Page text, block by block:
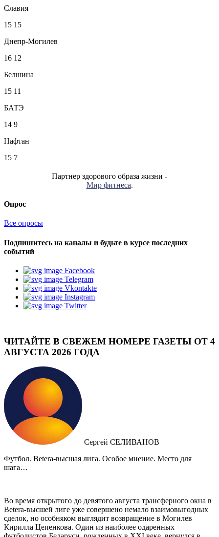
Славия
15 15
Днепр-Могилев
16 12
Белшина
15 11
БАТЭ
14 9
Нафтан
15 7
Партнер здорового образа жизни -
Мир фитнеса.
Опрос
Все опросы
Подпишитесь на каналы и будьте в курсе последних
событий
Facebook
Telegram
Vkontakte
Instagram
Twitter
ЧИТАЙТЕ В СВЕЖЕМ НОМЕРЕ ГАЗЕТЫ ОТ 4
АВГУСТА 2026 ГОДА
Сергей СЕЛИВАНОВ
Футбол. Betera-высшая лига. Особое мнение. Место для
шага…
Во время открытого до девятого августа трансферного окна в
Betera-высшей лиге уже совершено немало взаимовыгодных
сделок, но особняком выглядит возвращение в Могилев
Кирилла Цепенкова. Один из наиболее одаренных